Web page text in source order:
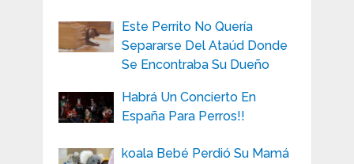
Este Perrito No Quería
Separarse Del Ataúd Donde
Se Encontraba Su Dueño
Habrá Un Concierto En
España Para Perros!!
koala Bebé Perdió Su Mamá